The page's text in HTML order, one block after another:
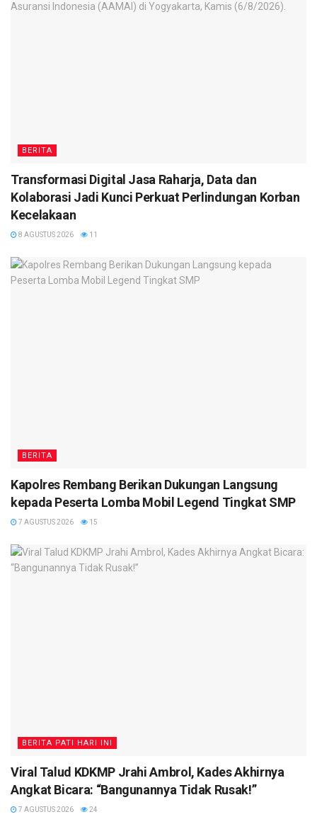
BERITA
Transformasi Digital Jasa Raharja, Data dan
Kolaborasi Jadi Kunci Perkuat Perlindungan Korban
Kecelakaan
8 AGUSTUS 2026 11
BERITA
Kapolres Rembang Berikan Dukungan Langsung
kepada Peserta Lomba Mobil Legend Tingkat SMP
7 AGUSTUS 2026 15
BERITA PATI HARI INI
Viral Talud KDKMP Jrahi Ambrol, Kades Akhirnya
Angkat Bicara: “Bangunannya Tidak Rusak!”
7 AGUSTUS 2026 24